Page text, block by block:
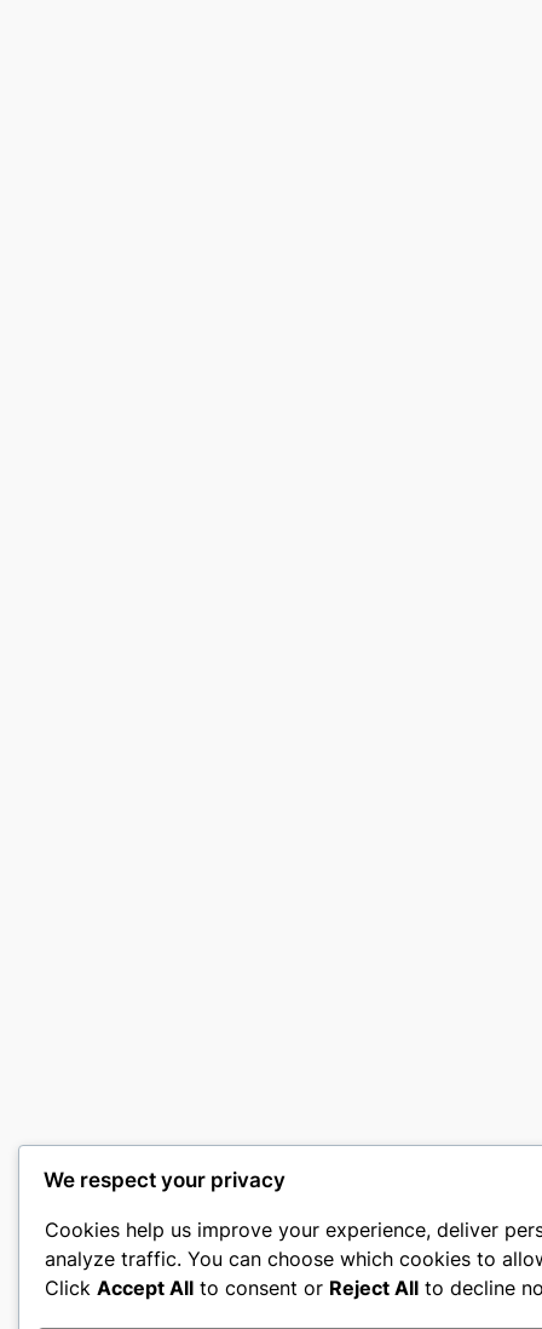
We respect your privacy
Cookies help us improve your experience, deliver
analyze traffic. You can choose which cookies to
Click Accept All to consent or Reject All to decline